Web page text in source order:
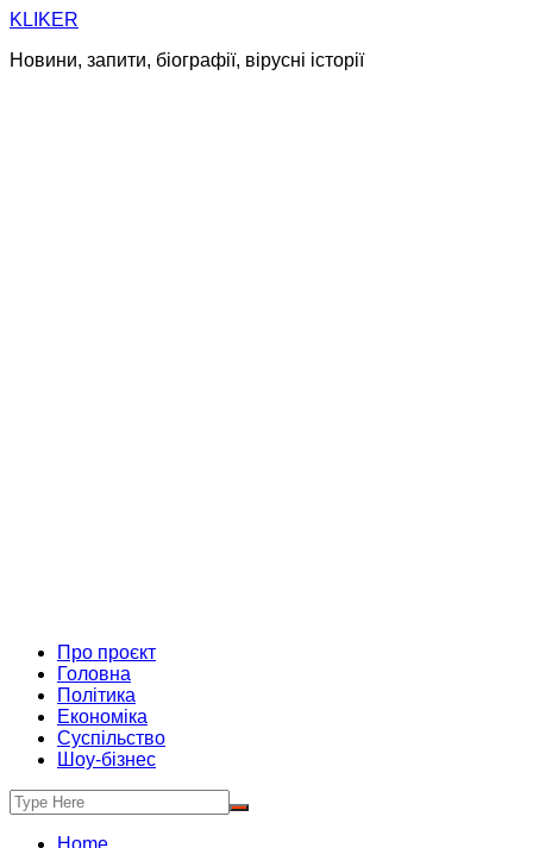
Skip
content
KLIKER
Новини, запити, біографії, вірусні історії
Про проєкт
Головна
Політика
Економіка
Суспільство
Шоу-бізнес
Home